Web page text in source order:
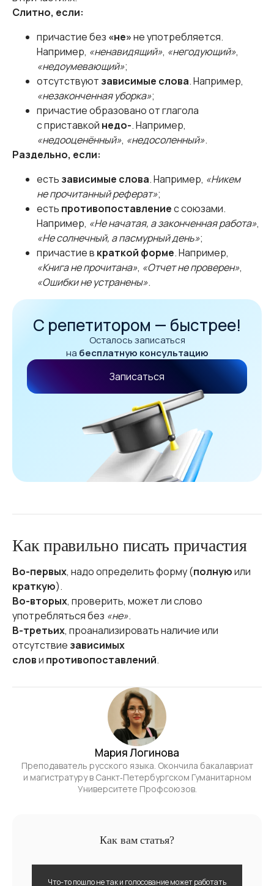
Слитно, если:
причастие без «не»не употребляется.
Например, «ненавидящий», «негодующий»,
«недоумевающий»;
отсутствуют зависимые слова. Например,
«незаконченная уборка»;
причастие образовано от глагола
с приставкой недо-. Например,
«недооценённый», «недосоленный».
Раздельно, если:
есть зависимые слова. Например, «Никем
не прочитанный реферат»;
есть противопоставлениес союзами.
Например, «Не начатая, а законченная работа»,
«Не солнечный, а пасмурный день»;
причастие в краткой форме. Например,
«Книга не прочитана», «Отчет не проверен»,
«Ошибки не устранены».
С репетитором — быстрее!
Осталось записаться
на бесплатную консультацию
Записаться
Как правильно писать причастия
Во-первых, надо определить форму (полнуюили
краткую).
Во-вторых, проверить, может ли слово
употребляться без «не».
В-третьих, проанализировать наличие или
отсутствие зависимых
слови противопоставлений.
Мария Логинова
Преподаватель русского языка. Окончила бакалавриат
и магистратуру в Санкт‑Петербургском Гуманитарном
Университете Профсоюзов.
Как вам статья?
Что-то пошло не так и голосование может работать